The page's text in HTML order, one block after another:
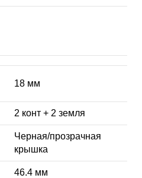
18 мм
2 конт + 2 земля
Черная/прозрачная
крышка
46.4 мм